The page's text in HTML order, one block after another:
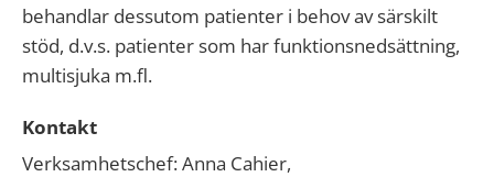
behandlar dessutom patienter i behov av särskilt
stöd, d.v.s. patienter som har funktionsnedsättning,
multisjuka m.fl.
Kontakt
Verksamhetschef: Anna Cahier,